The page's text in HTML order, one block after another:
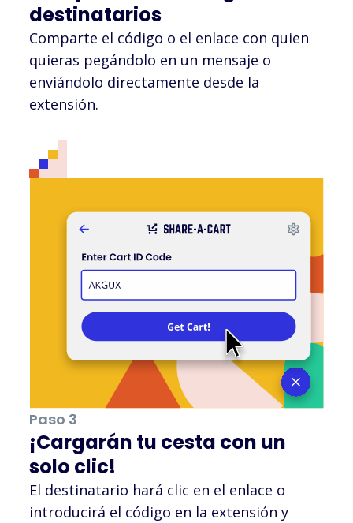
destinatarios
Comparte el código o el enlace con quien
quieras pegándolo en un mensaje o
enviándolo directamente desde la
extensión.
Paso 3
¡Cargarán tu cesta con un
solo clic!
El destinatario hará clic en el enlace o
introducirá el código en la extensión y